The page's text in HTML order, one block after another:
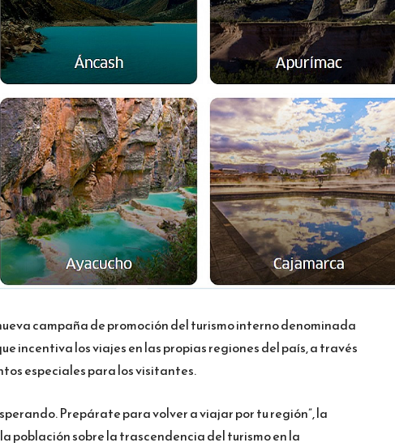
campaña de promoción del turismo interno denominada
incentiva los viajes en las propias regiones del país, a través
especiales para los visitantes.
Prepárate para volver a viajar por tu región”, la
población sobre la trascendencia del turismo en la